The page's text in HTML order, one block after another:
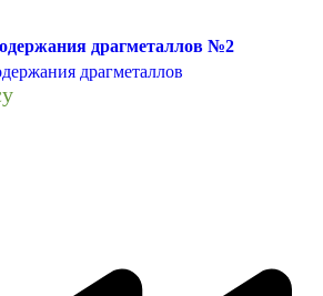
драгметаллов №2
драгметаллов